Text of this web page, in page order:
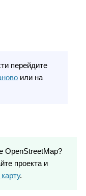
перейдите
или на
OpenStreetMap?
проекта и
.